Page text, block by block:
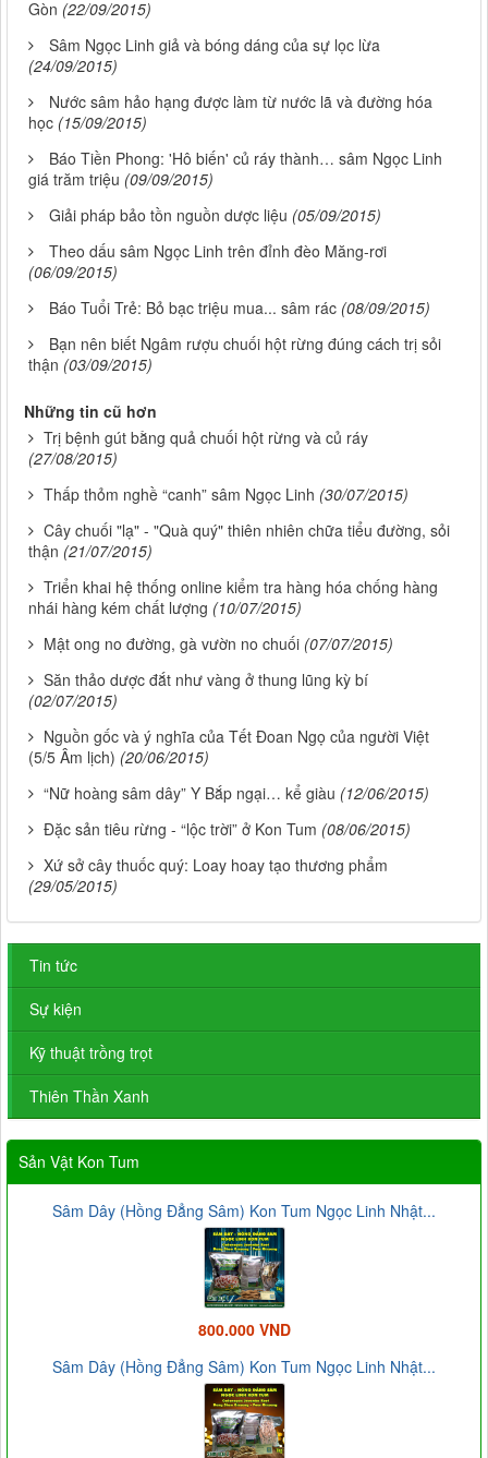
Gòn (22/09/2015)
Sâm Ngọc Linh giả và bóng dáng của sự lọc lừa
(24/09/2015)
Nước sâm hảo hạng được làm từ nước lã và đường hóa
học (15/09/2015)
Báo Tiền Phong: 'Hô biến' củ ráy thành… sâm Ngọc Linh
giá trăm triệu (09/09/2015)
Giải pháp bảo tồn nguồn dược liệu (05/09/2015)
Theo dấu sâm Ngọc Linh trên đỉnh đèo Măng-rơi
(06/09/2015)
Báo Tuổi Trẻ: Bỏ bạc triệu mua... sâm rác (08/09/2015)
Bạn nên biết Ngâm rượu chuối hột rừng đúng cách trị sỏi
thận (03/09/2015)
Những tin cũ hơn
Trị bệnh gút bằng quả chuối hột rừng và củ ráy
(27/08/2015)
Thấp thỏm nghề “canh” sâm Ngọc Linh (30/07/2015)
Cây chuối "lạ" - "Quà quý" thiên nhiên chữa tiểu đường, sỏi
thận (21/07/2015)
Triển khai hệ thống online kiểm tra hàng hóa chống hàng
nhái hàng kém chất lượng (10/07/2015)
Mật ong no đường, gà vườn no chuối (07/07/2015)
Săn thảo dược đắt như vàng ở thung lũng kỳ bí
(02/07/2015)
Nguồn gốc và ý nghĩa của Tết Đoan Ngọ của người Việt
(5/5 Âm lịch) (20/06/2015)
“Nữ hoàng sâm dây” Y Bắp ngại… kể giàu (12/06/2015)
Đặc sản tiêu rừng - “lộc trời” ở Kon Tum (08/06/2015)
Xứ sở cây thuốc quý: Loay hoay tạo thương phẩm
(29/05/2015)
Tin tức
Sự kiện
Kỹ thuật trồng trọt
Thiên Thần Xanh
Sản Vật Kon Tum
Sâm Dây (Hồng Đẳng Sâm) Kon Tum Ngọc Linh Nhật...
800.000 VND
Sâm Dây (Hồng Đẳng Sâm) Kon Tum Ngọc Linh Nhật...